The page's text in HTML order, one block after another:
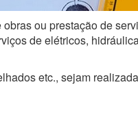
ou prestação de
de elétricos,
etc., sejam